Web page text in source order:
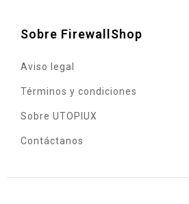
Sobre FirewallShop
Aviso legal
Términos y condiciones
Sobre UTOPIUX
Contáctanos